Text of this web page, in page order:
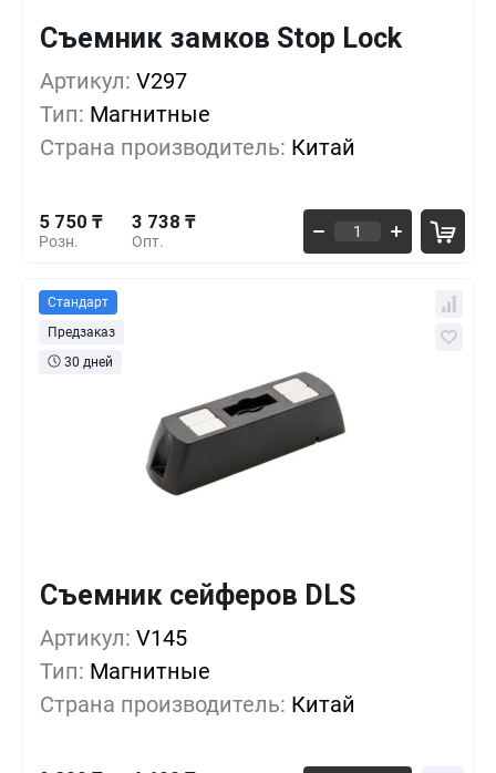
Съемник замков Stop Lock
Артикул: V297
Тип: Магнитные
Страна производитель: Китай
Розн.
5 750 ₸
Опт.
3 738 ₸
Кол-во Выгода За 1 шт.
1+ 0%
10+ -14%
50+ -24%
Стандарт
Предзаказ
30 дней
Съемник сейферов DLS
Артикул: V145
Тип: Магнитные
Страна производитель: Китай
Кол-во Выгода
1+ 0%
10+ -15%
50+ -37%